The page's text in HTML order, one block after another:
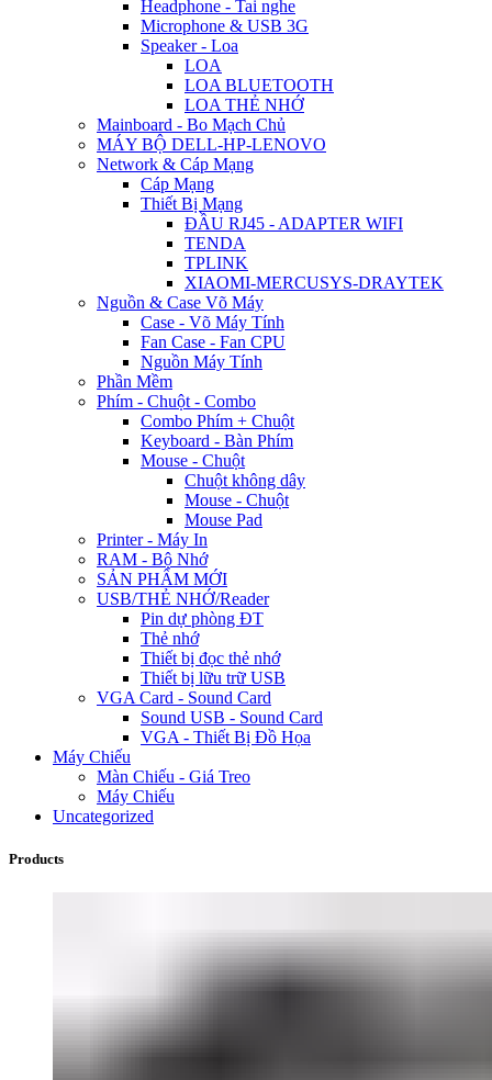
Headphone - Tai nghe
Microphone & USB 3G
Speaker - Loa
LOA
LOA BLUETOOTH
LOA THẺ NHỚ
Mainboard - Bo Mạch Chủ
MÁY BỘ DELL-HP-LENOVO
Network & Cáp Mạng
Cáp Mạng
Thiết Bị Mạng
ĐẦU RJ45 - ADAPTER WIFI
TENDA
TPLINK
XIAOMI-MERCUSYS-DRAYTEK
Nguồn & Case Võ Máy
Case - Võ Máy Tính
Fan Case - Fan CPU
Nguồn Máy Tính
Phần Mềm
Phím - Chuột - Combo
Combo Phím + Chuột
Keyboard - Bàn Phím
Mouse - Chuột
Chuột không dây
Mouse - Chuột
Mouse Pad
Printer - Máy In
RAM - Bộ Nhớ
SẢN PHẨM MỚI
USB/THẺ NHỚ/Reader
Pin dự phòng ĐT
Thẻ nhớ
Thiết bị đọc thẻ nhớ
Thiết bị lữu trữ USB
VGA Card - Sound Card
Sound USB - Sound Card
VGA - Thiết Bị Đồ Họa
Máy Chiếu
Màn Chiếu - Giá Treo
Máy Chiếu
Uncategorized
Products